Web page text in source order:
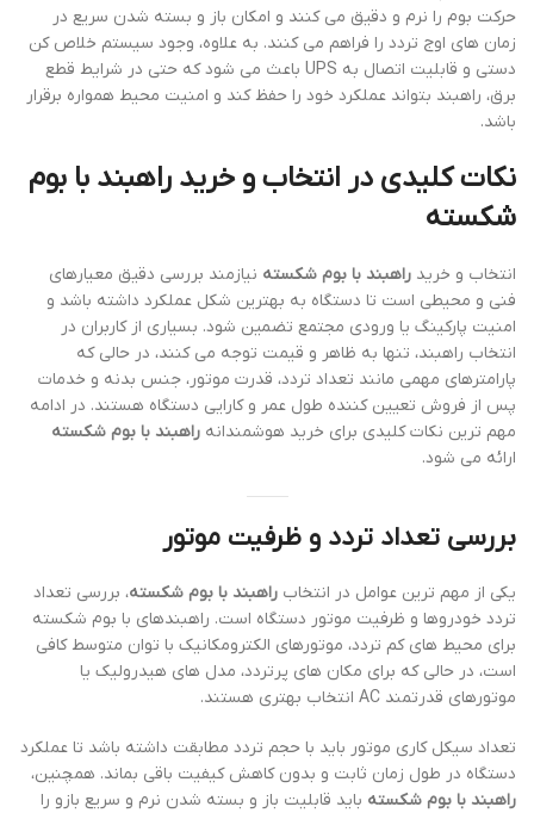
حرکت بوم را نرم و دقیق می کنند و امکان باز و بسته شدن سریع در
زمان های اوج تردد را فراهم می کنند. به علاوه، وجود سیستم خلاص کن
دستی و قابلیت اتصال به UPS باعث می شود که حتی در شرایط قطع
برق، راهبند بتواند عملکرد خود را حفظ کند و امنیت محیط همواره برقرار
باشد.
نکات کلیدی در انتخاب و خرید راهبند با بوم
شکسته
انتخاب و خرید راهبند با بوم شکسته نیازمند بررسی دقیق معیارهای
فنی و محیطی است تا دستگاه به بهترین شکل عملکرد داشته باشد و
امنیت پارکینگ یا ورودی مجتمع تضمین شود. بسیاری از کاربران در
انتخاب راهبند، تنها به ظاهر و قیمت توجه می کنند، در حالی که
پارامترهای مهمی مانند تعداد تردد، قدرت موتور، جنس بدنه و خدمات
پس از فروش تعیین کننده طول عمر و کارایی دستگاه هستند. در ادامه
مهم ترین نکات کلیدی برای خرید هوشمندانه راهبند با بوم شکسته
ارائه می شود.
بررسی تعداد تردد و ظرفیت موتور
یکی از مهم ترین عوامل در انتخاب راهبند با بوم شکسته، بررسی تعداد
تردد خودروها و ظرفیت موتور دستگاه است. راهبندهای با بوم شکسته
برای محیط های کم تردد، موتورهای الکترومکانیک با توان متوسط کافی
است، در حالی که برای مکان های پرتردد، مدل های هیدرولیک یا
موتورهای قدرتمند AC انتخاب بهتری هستند.
تعداد سیکل کاری موتور باید با حجم تردد مطابقت داشته باشد تا عملکرد
دستگاه در طول زمان ثابت و بدون کاهش کیفیت باقی بماند. همچنین،
راهبند با بوم شکسته باید قابلیت باز و بسته شدن نرم و سریع بازو را